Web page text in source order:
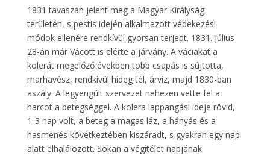
1831 tavaszán jelent meg a Magyar Királyság
területén, s pestis idején alkalmazott védekezési
módok ellenére rendkívül gyorsan terjedt. 1831. július
28-án már Vácott is elérte a járvány. A váciakat a
kolerát megelőző években több csapás is sújtotta,
marhavész, rendkívül hideg tél, árvíz, majd 1830-ban
aszály. A legyengült szervezet nehezen vette fel a
harcot a betegséggel. A kolera lappangási ideje rövid,
1-3 nap volt, a beteg a magas láz, a hányás és a
hasmenés következtében kiszáradt, s gyakran egy nap
alatt elhalálozott. Sokan a végítélet napjának